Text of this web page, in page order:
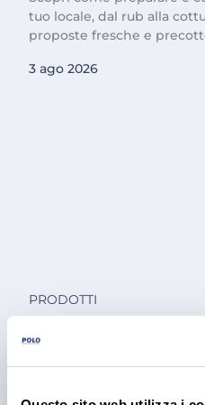
tuo locale, dal rub alla
proposte fresche e
3 ago 2026
PRODOTTI
responsabilità